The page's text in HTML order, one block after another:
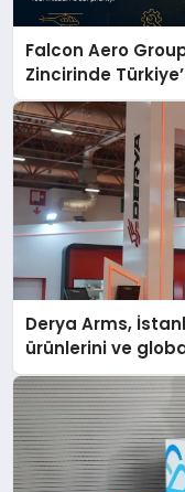
Falcon Aero
Zincirinde
Derya Arms,
ürünlerini ve